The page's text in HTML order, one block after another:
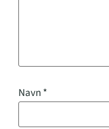
Navn *